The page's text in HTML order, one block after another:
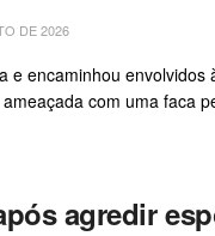
DE 2026
e encaminhou
com uma faca
agredir